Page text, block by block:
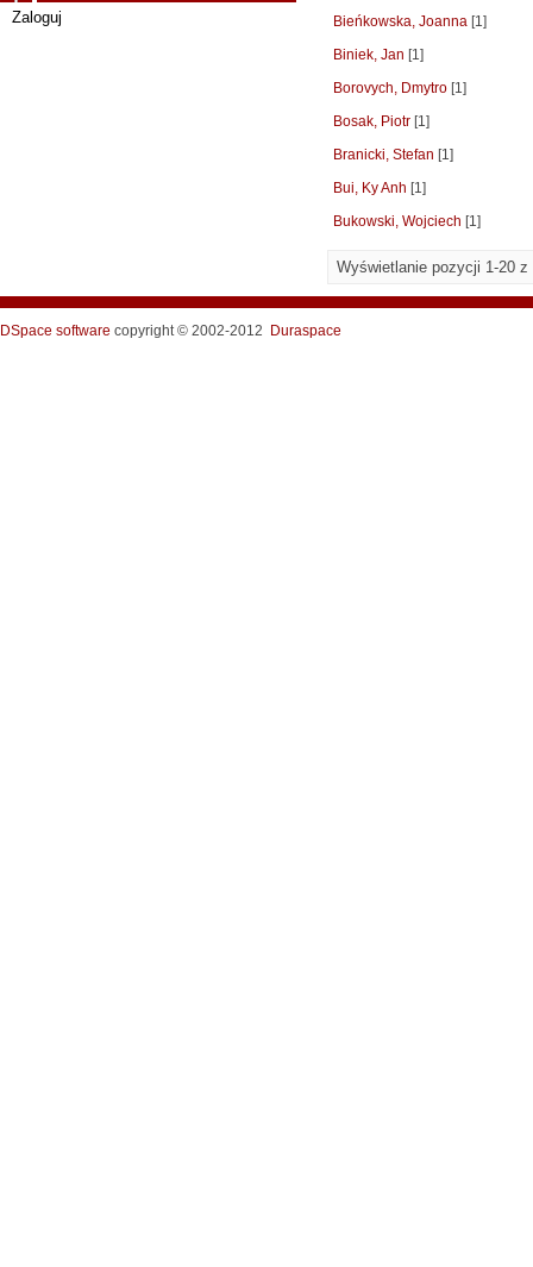
Bieńkowska, Joanna [1]
Biniek, Jan [1]
Borovych, Dmytro [1]
Bosak, Piotr [1]
Branicki, Stefan [1]
Bui, Ky Anh [1]
Bukowski, Wojciech [1]
Wyświetlanie pozycji 1-20 z
Zaloguj
DSpace software copyright © 2002-2012 Duraspace